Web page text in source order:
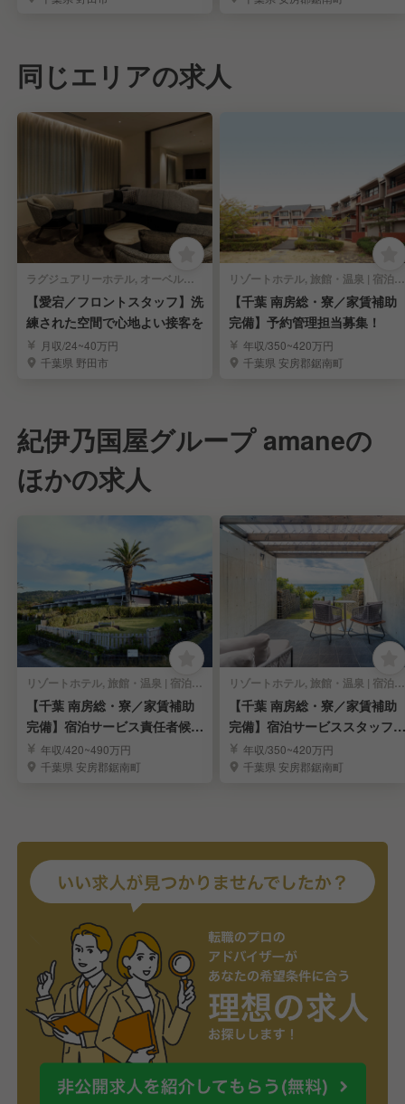
同じエリアの求人
ラグジュアリーホテル, オーベルジュ | 宿泊部門 | 宿泊予約
【愛宕／フロントスタッフ】洗
練された空間で心地よい接客を
月収/24~40万円
千葉県 野田市
リゾートホテル, 旅館・温泉 | 宿泊部門 | 宿泊予約
【千葉 南房総・寮／家賃補助
完備】予約管理担当募集！
年収/350~420万円
千葉県 安房郡鋸南町
紀伊乃国屋グループ amaneの
ほかの求人
リゾートホテル, 旅館・温泉 | 宿泊部門 | マネージャー・支配人・副支配人・女将
【千葉 南房総・寮／家賃補助
完備】宿泊サービス責任者候補
募集！
年収/420~490万円
千葉県 安房郡鋸南町
リゾートホテル, 旅館・温泉 | 宿泊部門 | 宿泊全般
【千葉 南房総・寮／家賃補助
完備】宿泊サービススタッフ募
集！年収/350~420万円
千葉県 安房郡鋸南町